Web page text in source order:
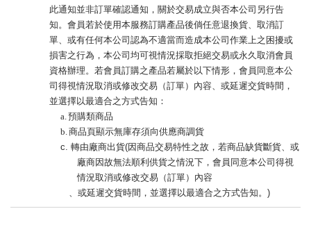
此通知並非訂單確認通知，關於交易成立與否本公司另行告
知。會員若於使用本服務訂購產品後倘任意退換貨、取消訂
單、或有任何本公司認為不適當而造成本公司作業上之困擾或
損害之行為，本公司均可視情況採取拒絕交易或永久取消會員
資格辦理。若會員訂購之產品若屬於以下情形，會員同意本公
司得視情況取消或修改交易（訂單）內容、或延遲交貨時間，
並選擇以最適合之方式告知：
a.預購類商品
b.商品頁顯示無庫存須向供應商調貨
c. 轉由廠商出貨(因商品交易特性之故，若商品缺貨斷貨、或
廠商因故無法順利供貨之情況下，會員同意本公司得視
情況取消或修改交易（訂單）內容
、或延遲交貨時間，並選擇以最適合之方式告知。)